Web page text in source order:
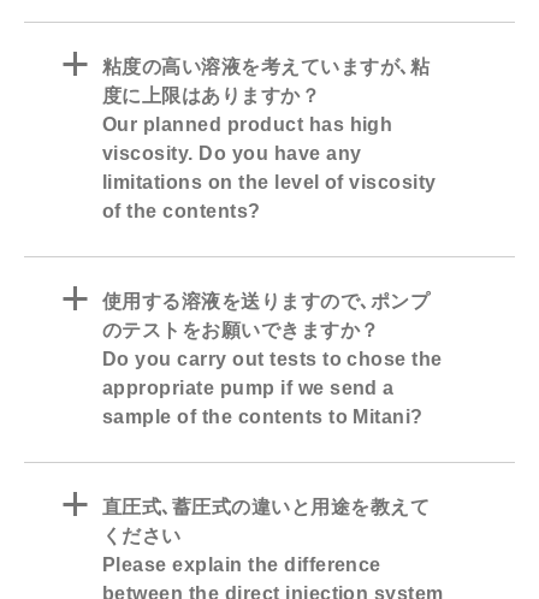
a
粘度の高い溶液を考えていますが､粘
度に上限はありますか？
Our planned product has high
viscosity. Do you have any
limitations on the level of viscosity
of the contents?
a
使用する溶液を送りますので､ポンプ
のテストをお願いできますか？
Do you carry out tests to chose the
appropriate pump if we send a
sample of the contents to Mitani?
a
直圧式､蓄圧式の違いと用途を教えて
ください
Please explain the difference
between the direct injection system